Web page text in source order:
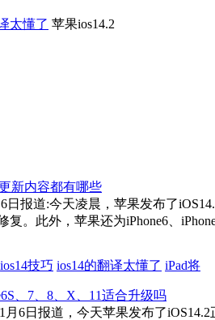
太懂了 苹果ios14.2
新内容都有哪些
日报道:今天凌晨，苹果发布了
复。此外，苹果还为iPhone6、
ios14技巧 ios14的翻译太懂了 iPad将
、7、8、X、11适合升级吗
月6日报道，今天苹果发布了